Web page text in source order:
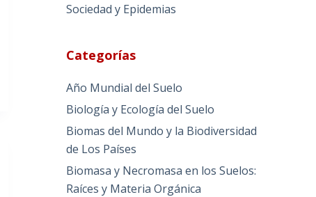
Sociedad y Epidemias
Categorías
Año Mundial del Suelo
Biología y Ecología del Suelo
Biomas del Mundo y la Biodiversidad
de Los Países
Biomasa y Necromasa en los Suelos:
Raíces y Materia Orgánica